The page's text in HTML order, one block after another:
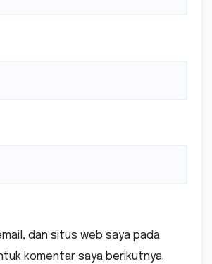
dan situs web saya pada
komentar saya berikutnya.